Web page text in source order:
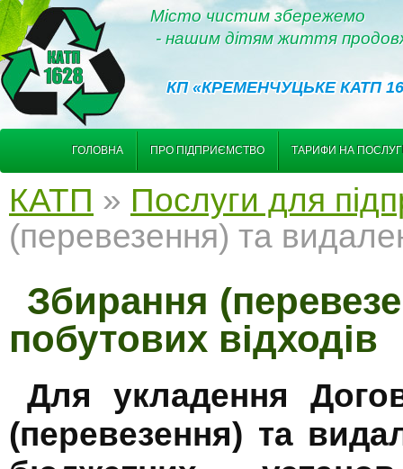
Місто чистим збережемо
- нашим дітям життя
КП «КРЕМЕНЧУЦЬКЕ КАТП
ГОЛОВНА ПРО ПІДПРИЄМСТВО ТАРИФИ НА
КАТП » Послуги для
(перевезення) та
Збирання
побутових відходів
Для укладення
(перевезення) та